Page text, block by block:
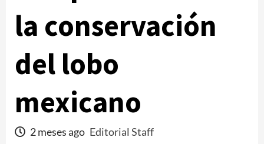
la conservación
del lobo
mexicano
2 meses ago Editorial Staff